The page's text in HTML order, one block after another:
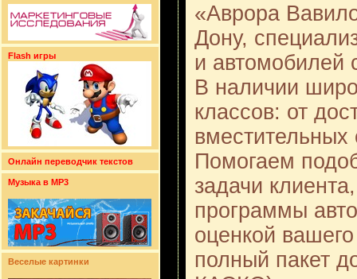
Flash игры
Онлайн переводчик текстов
Музыка в MP3
Веселые картинки
«Аврора
Дону,
и автомобилей
В наличии
классов: от
Помогаем
задачи
программы
оценкой
полный пакет